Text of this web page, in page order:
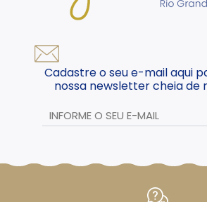
Cadastre o seu e-mail aqui
nossa newsletter cheia de